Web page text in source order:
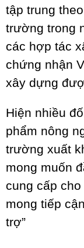
tập trung
trường trong
các hợp tác
chứng nhận
xây dựng
Hiện nhiều
phẩm nông
trường xuất
mong muốn
cung cấp
mong tiếp
trợ”